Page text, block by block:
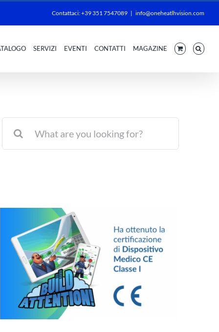
Contattaci: +39 351 7547089 | info@oneheatlhvision.com
SERVIZI EVENTI CONTATTI MAGAZINE
per: